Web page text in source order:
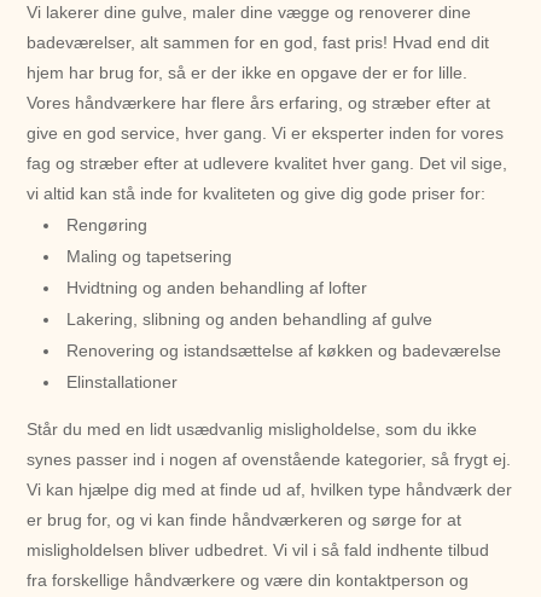
Vi lakerer dine gulve, maler dine vægge og renoverer dine
badeværelser, alt sammen for en god, fast pris! Hvad end dit
hjem har brug for, så er der ikke en opgave der er for lille.
Vores håndværkere har flere års erfaring, og stræber efter at
give en god service, hver gang. Vi er eksperter inden for vores
fag og stræber efter at udlevere kvalitet hver gang. Det vil sige,
vi altid kan stå inde for kvaliteten og give dig gode priser for:
Rengøring
Maling og tapetsering
Hvidtning og anden behandling af lofter
Lakering, slibning og anden behandling af gulve
Renovering og istandsættelse af køkken og badeværelse
Elinstallationer
Står du med en lidt usædvanlig misligholdelse, som du ikke
synes passer ind i nogen af ovenstående kategorier, så frygt ej.
Vi kan hjælpe dig med at finde ud af, hvilken type håndværk der
er brug for, og vi kan finde håndværkeren og sørge for at
misligholdelsen bliver udbedret. Vi vil i så fald indhente tilbud
fra forskellige håndværkere og være din kontaktperson og